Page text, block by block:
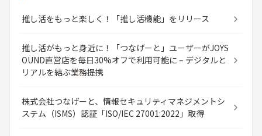
推し活をもっと楽しく！「推し活機能」をリリース
推し活がもっと身近に！「つなげーと」ユーザーがJOYS
OUND直営店を毎日30%オフで利用可能に – デジタルと
リアルを結ぶ業務提携
株式会社つなげーと、情報セキュリティマネジメントシ
ステム（ISMS）認証「ISO/IEC 27001:2022」取得